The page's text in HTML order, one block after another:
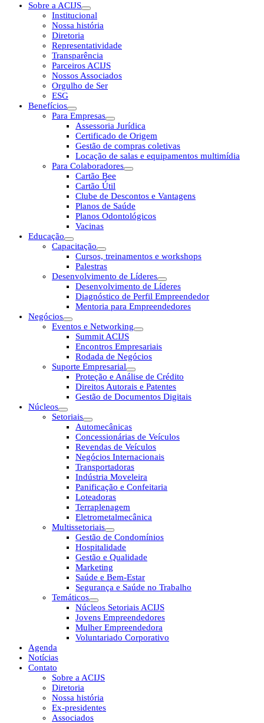
Sobre a ACIJS
Institucional
Nossa história
Diretoria
Representatividade
Transparência
Parceiros ACIJS
Nossos Associados
Orgulho de Ser
ESG
Benefícios
Para Empresas
Assessoria Jurídica
Certificado de Origem
Gestão de compras coletivas
Locação de salas e equipamentos multimídia
Para Colaboradores
Cartão Bee
Cartão Útil
Clube de Descontos e Vantagens
Planos de Saúde
Planos Odontológicos
Vacinas
Educação
Capacitação
Cursos, treinamentos e workshops
Palestras
Desenvolvimento de Líderes
Desenvolvimento de Líderes
Diagnóstico de Perfil Empreendedor
Mentoria para Empreendedores
Negócios
Eventos e Networking
Summit ACIJS
Encontros Empresariais
Rodada de Negócios
Suporte Empresarial
Proteção e Análise de Crédito
Direitos Autorais e Patentes
Gestão de Documentos Digitais
Núcleos
Setoriais
Automecânicas
Concessionárias de Veículos
Revendas de Veículos
Negócios Internacionais
Transportadoras
Indústria Moveleira
Panificação e Confeitaria
Loteadoras
Terraplenagem
Eletrometalmecânica
Multissetoriais
Gestão de Condomínios
Hospitalidade
Gestão e Qualidade
Marketing
Saúde e Bem-Estar
Segurança e Saúde no Trabalho
Temáticos
Núcleos Setoriais ACIJS
Jovens Empreendedores
Mulher Empreendedora
Voluntariado Corporativo
Agenda
Notícias
Contato
Sobre a ACIJS
Diretoria
Nossa história
Ex-presidentes
Associados